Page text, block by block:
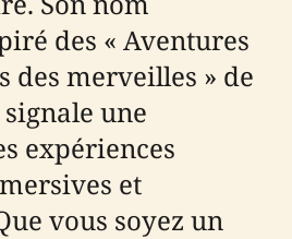
des « Aventures
des merveilles » de
une
expériences
et
vous soyez un